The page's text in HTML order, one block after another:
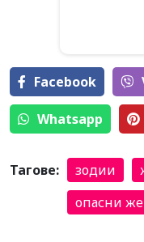
Facebook
Whatsapp
Тагове: зодии
опасни